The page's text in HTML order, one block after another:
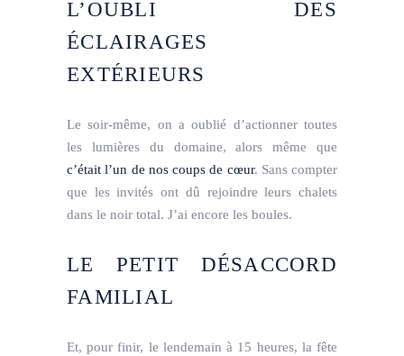
L’OUBLI DES
ÉCLAIRAGES
EXTÉRIEURS
Le soir-même, on a oublié d’actionner toutes
les lumières du domaine, alors même que
c’était l’un de nos coups de cœur. Sans compter
que les invités ont dû rejoindre leurs chalets
dans le noir total. J’ai encore les boules.
LE PETIT DÉSACCORD
FAMILIAL
Et, pour finir, le lendemain à 15 heures, la fête